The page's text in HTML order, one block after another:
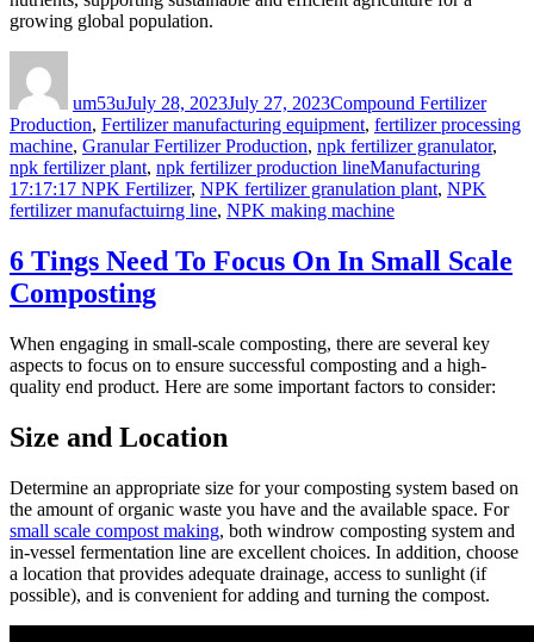
growing global population.
um53uJuly 28, 2023July 27, 2023Compound Fertilizer
Production, Fertilizer manufacturing equipment, fertilizer processing
machine, Granular Fertilizer Production, npk fertilizer granulator,
npk fertilizer plant, npk fertilizer production lineTags
Manufacturing
17:17:17 NPK Fertilizer, NPK fertilizer granulation plant, NPK
fertilizer manufactuirng line, NPK making machine
6 Tings Need To Focus On In Small Scale
Composting
When engaging in small-scale composting, there are several key
aspects to focus on to ensure successful composting and a high-
quality end product. Here are some important factors to consider:
Size and Location
Determine an appropriate size for your composting system based on
the amount of organic waste you have and the available space. For
small scale compost making, both windrow composting system and
in-vessel fermentation line are excellent choices. In addition, choose
a location that provides adequate drainage, access to sunlight (if
possible), and is convenient for adding and turning the compost.